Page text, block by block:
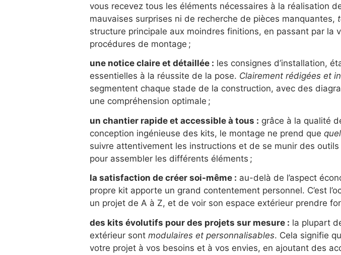
vous recevez tous les éléments nécessaires à la réalisation
mauvaises surprises ni de recherche de pièces manquantes,
structure principale aux moindres finitions, en passant par la
procédures de montage ;
une notice claire et détaillée : les consignes d’installation,
essentielles à la réussite de la pose. Clairement rédigées et
segmentent chaque stade de la construction, avec des
une compréhension optimale ;
un chantier rapide et accessible à tous : grâce à la qualité
conception ingénieuse des kits, le montage ne prend que
suivre attentivement les instructions et de se munir des
pour assembler les différents éléments ;
la satisfaction de créer soi-même : au-delà de l’aspect
propre kit apporte un grand contentement personnel. C’est
un projet de A à Z, et de voir son espace extérieur prendre
des kits évolutifs pour des projets sur mesure : la plupart
extérieur sont modulaires et personnalisables. Cela signifie
votre projet à vos besoins et à vos envies, en ajoutant des